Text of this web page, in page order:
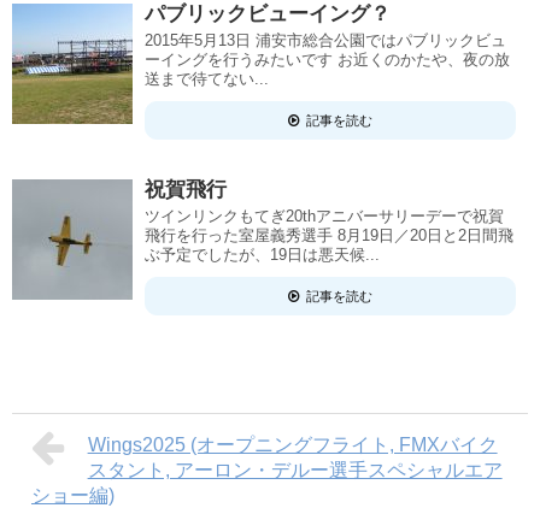
パブリックビューイング？
2015年5月13日 浦安市総合公園ではパブリックビュ
ーイングを行うみたいです お近くのかたや、夜の放
送まで待てない...
記事を読む
祝賀飛行
ツインリンクもてぎ20thアニバーサリーデーで祝賀
飛行を行った室屋義秀選手 8月19日／20日と2日間飛
ぶ予定でしたが、19日は悪天候...
記事を読む
Wings2025 (オープニングフライト, FMXバイク
スタント, アーロン・デルー選手スペシャルエア
ショー編)